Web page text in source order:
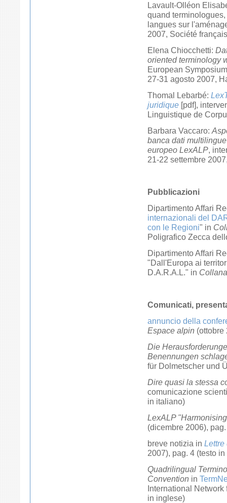
Lavault-Olléon
quand
langues sur
2007, Société
Elena Chiocchetti:
oriented terminology
European
27-31 agosto 2007,
Thomal Lebarbé:
juridique [pdf],
Linguistique de
Barbara Vaccaro:
banca dati
europeo LexALP,
21-22 settembre
Pubblicazioni
Dipartimento Affari
internazionali del
con le Regioni" in
Poligrafico Zecca
Dipartimento Affari
"Dall'Europa ai
D.A.R.A.L." in
Comunicati,
annuncio della
Espace alpin (ottobre
Die
Benennungen
für Dolmetscher und
Dire quasi la stessa
comunicazione
in italiano)
LexALP
(dicembre 2006),
breve notizia in Lettre
2007), pag. 4 (testo
Quadrilingual
Convention in
International Network
in inglese)